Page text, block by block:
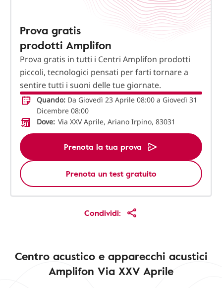
Prova gratis
prodotti Amplifon
Prova gratis in tutti i Centri Amplifon prodotti
piccoli, tecnologici pensati per farti tornare a
sentire tutti i suoni delle tue giornate.
Quando: Da Giovedì 23 Aprile 08:00 a Giovedì 31
Dicembre 08:00
Dove: Via XXV Aprile, Ariano Irpino, 83031
Prenota la tua prova
Prenota un test gratuito
Condividi:
Centro acustico e apparecchi acustici
Amplifon Via XXV Aprile